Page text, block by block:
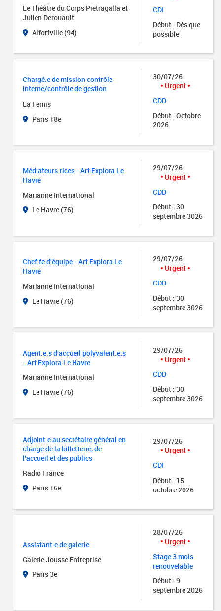
Le Théâtre du Corps Pietragalla et
Julien Derouault
Alfortville (94)
CDI
Début : Dès que
possible
Chargé.e de mission contrôle
interne/contrôle de gestion
La Femis
Paris 18e
30/07/26
Urgent
CDD
Début : Octobre
2026
Médiateurs.rices - Art Explora Le
Havre
Marianne International
Le Havre (76)
29/07/26
Urgent
CDD
Début : 30
septembre 3026
Chef.fe d'équipe - Art Explora Le
Havre
Marianne International
Le Havre (76)
29/07/26
Urgent
CDD
Début : 30
septembre 3026
Agent.e.s d'accueil polyvalent.e.s
- Art Explora Le Havre
Marianne International
Le Havre (76)
29/07/26
Urgent
CDD
Début : 30
septembre 3026
Adjoint.e au secrétaire général en
charge de la billetterie, de
l'accueil et des publics
Radio France
Paris 16e
29/07/26
Urgent
CDI
Début : 15
octobre 2026
Assistant·e de galerie
Galerie Jousse Entreprise
Paris 3e
28/07/26
Urgent
Stage 3 mois
renouvelable
Début : 9
septembre 2026